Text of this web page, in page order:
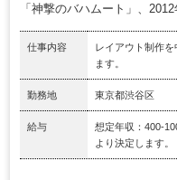
「神撃のバハムート」、
仕事内容
レイアウト制作
ます。
勤務地 東京都渋谷区
給与
想定年収：400-
より決定します